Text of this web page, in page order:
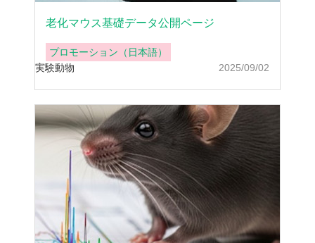
2025/09/02
老化マウス基礎データ公開ページ
プロモーション（日本語）
実験動物